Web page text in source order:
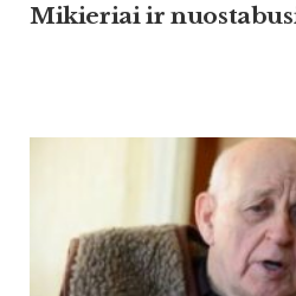
Mikieriai ir